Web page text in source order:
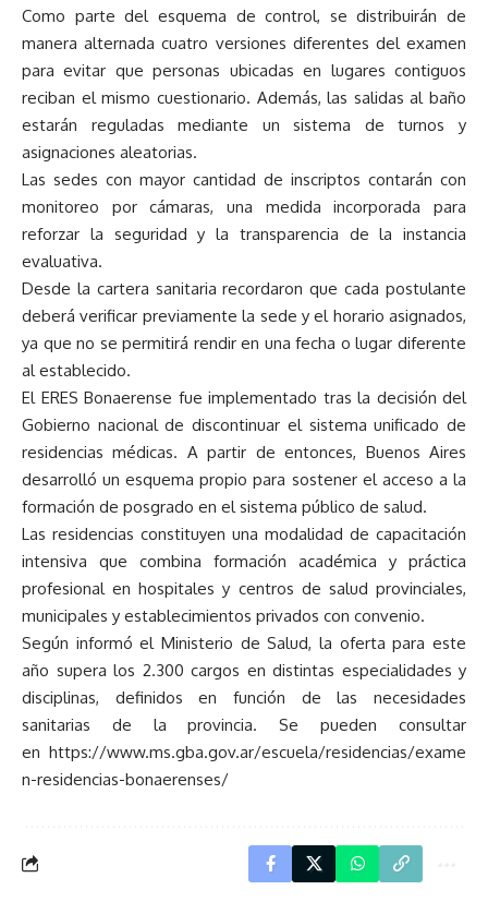
Como parte del esquema de control, se distribuirán de
manera alternada cuatro versiones diferentes del examen
para evitar que personas ubicadas en lugares contiguos
reciban el mismo cuestionario. Además, las salidas al baño
estarán reguladas mediante un sistema de turnos y
asignaciones aleatorias.
Las sedes con mayor cantidad de inscriptos contarán con
monitoreo por cámaras, una medida incorporada para
reforzar la seguridad y la transparencia de la instancia
evaluativa.
Desde la cartera sanitaria recordaron que cada postulante
deberá verificar previamente la sede y el horario asignados,
ya que no se permitirá rendir en una fecha o lugar diferente
al establecido.
El ERES Bonaerense fue implementado tras la decisión del
Gobierno nacional de discontinuar el sistema unificado de
residencias médicas. A partir de entonces, Buenos Aires
desarrolló un esquema propio para sostener el acceso a la
formación de posgrado en el sistema público de salud.
Las residencias constituyen una modalidad de capacitación
intensiva que combina formación académica y práctica
profesional en hospitales y centros de salud provinciales,
municipales y establecimientos privados con convenio.
Según informó el Ministerio de Salud, la oferta para este
año supera los 2.300 cargos en distintas especialidades y
disciplinas, definidos en función de las necesidades
sanitarias de la provincia. Se pueden consultar
en https://www.ms.gba.gov.ar/escuela/residencias/exame
n-residencias-bonaerenses/